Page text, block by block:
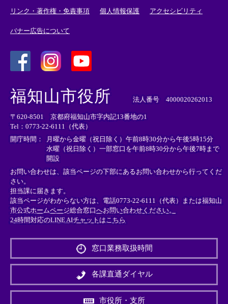
リンク・著作権・免責事項 個人情報保護 アクセシビリティ
バナー広告について
外
部
リ
ン
ク
＞
外
リ
ン
ク
＞
外
部
ン
ク
＞
福知山市役所 法人番号 4000020262013
〒620-8501 京都府福知山市字内記13番地の1
Tel：0773-22-6111（代表）
開庁時間：
月曜から金曜（祝日除く）午前8時30分から午後5時15分
水曜（祝日除く）一部窓口を午前8時30分から午後7時まで
開設
お問い合わせは、該当ページの下部にあるお問い合わせから行ってくだ
さい。
担当課に届きます。
該当ページがわからない方は、電話0773-22-6111（代表）または福知山
市公式ホームページ総合窓口へお問い合わせください。
24時間対応のLINE AIチャットはこちら
外
リ
＞
窓口業務取扱時間
各課直通ダイヤル
市役所・支所